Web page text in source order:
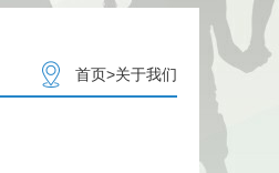
首页>关于我们